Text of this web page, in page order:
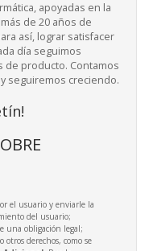
apoyadas en la
de 20 años de
así, lograr satisfacer
día seguimos
de producto. Contamos
seguiremos creciendo.
el usuario y enviarle la
del usuario;
una obligación legal;
otros derechos, como se